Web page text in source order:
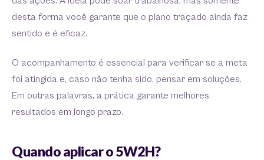
desta forma você garante que o plano traçado ainda faz
sentido e é eficaz.
O acompanhamento é essencial para verificar se a meta
foi atingida e, caso não tenha sido, pensar em soluções.
Em outras palavras, a prática garante melhores
resultados em longo prazo.
Quando aplicar o 5W2H?